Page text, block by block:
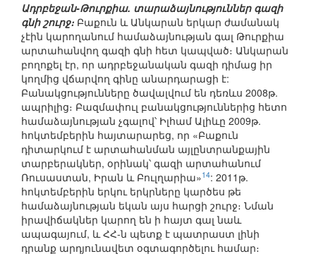
Ադրբեջան-Թուրքիա. տարաձայնություններ գազի
գնի շուրջ։ Բաքուն և Անկարան երկար ժամանակ
չէին կարողանում համաձայնության գալ Թուրքիա
արտահանվող գազի գնի հետ կապված։ Անկարան
բողոքել էր, որ ադրբեջանական գազի դիմաց իր
կողմից վճարվող գինը անարդարացի է:
Բանակցությունները ծավալվում են դեռևս 2008թ.
ապրիլից։ Բազմափուլ բանակցություններից հետո
համաձայնության չգալով՝ Իլհամ Ալիևը 2009թ.
հոկտեմբերին հայտարարեց, որ «Բաքուն
դիտարկում է արտահանման այլընտրանքային
տարբերակներ, օրինակ՝ գազի արտահանում
Ռուսաստան, Իրան և Բուլղարիա»14: 2011թ.
հոկտեմբերին երկու երկրները կարծես թե
համաձայնության եկան այս հարցի շուրջ։ Նման
իրավիճակներ կարող են ի հայտ գալ նաև
ապագայում, և ՀՀ-ն պետք է պատրաստ լինի
դրանք արդյունավետ օգտագործելու համար։